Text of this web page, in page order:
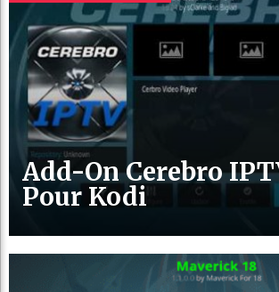
Add-On Cerebro
Pour Kodi